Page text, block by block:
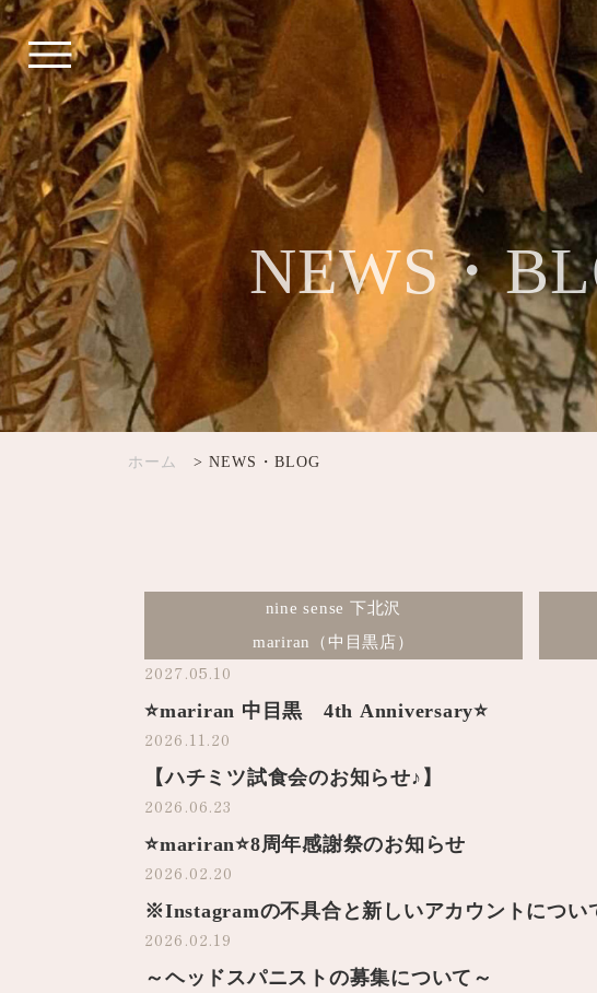
NEWS・
ホーム > NEWS・BLOG
nine sense 下北沢
mariran（中目黒店）
2027.05.10
⭐️mariran 中目黒 4th Anniversary⭐️
2026.11.20
【ハチミツ試食会のお知らせ♪】
2026.06.23
⭐️mariran⭐️8周年感謝祭のお知らせ
2026.02.20
※Instagramの不具合と新しいアカウントについ
2026.02.19
～ヘッドスパニストの募集について～